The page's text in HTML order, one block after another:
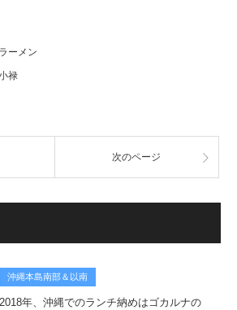
ラーメン
禄
次のページ
沖縄本島南部＆以南
2018年、沖縄でのランチ納めはゴカルナの